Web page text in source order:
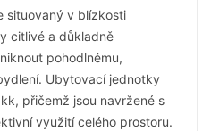
situovaný v blízkosti
citlivé a důkladně
pohodlnému,
Ubytovací jednotky
přičemž jsou navržené s
využití celého prostoru.